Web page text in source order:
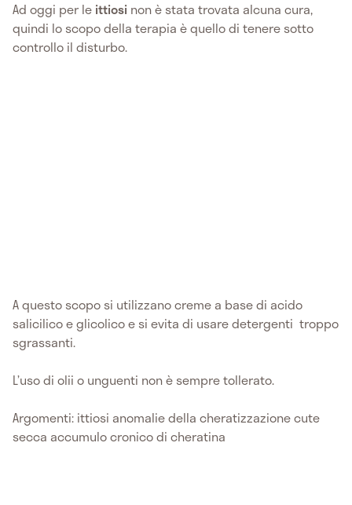
Ad oggi per le ittiosi non è stata trovata alcuna cura,
quindi lo scopo della terapia è quello di tenere sotto
controllo il disturbo.
A questo scopo si utilizzano creme a base di acido
salicilico e glicolico e si evita di usare detergenti troppo
sgrassanti.
L’uso di olii o unguenti non è sempre tollerato.
Argomenti: ittiosi anomalie della cheratizzazione cute
secca accumulo cronico di cheratina